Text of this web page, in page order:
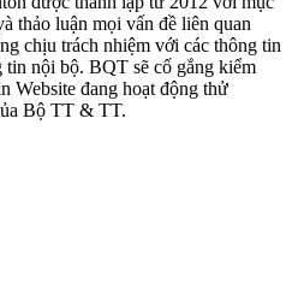
thảo luận mọi vấn đề liên quan
chịu trách nhiệm với các thông tin
nội bộ. BQT sẽ cố gắng kiểm
Website đang hoạt động thử
Bộ TT & TT.